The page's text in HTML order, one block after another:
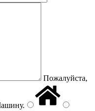
Пожалуйста,
.